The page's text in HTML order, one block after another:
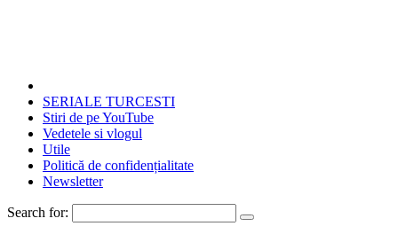
SERIALE TURCESTI
Stiri de pe YouTube
Vedetele si vlogul
Utile
Politică de confidențialitate
Newsletter
Search for: